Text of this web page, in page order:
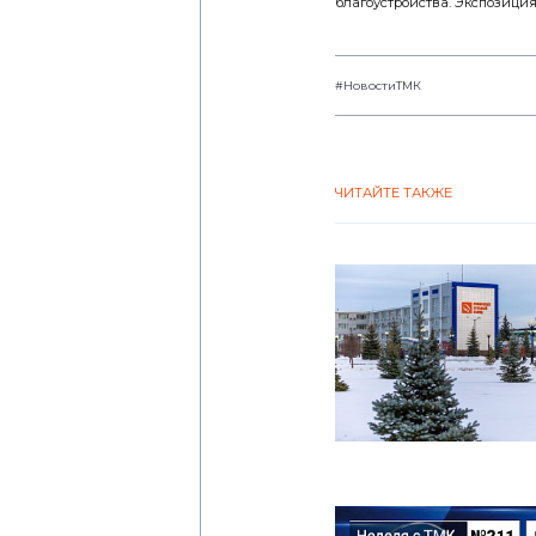
#НовостиТМК
ЧИТАЙТЕ ТАКЖЕ